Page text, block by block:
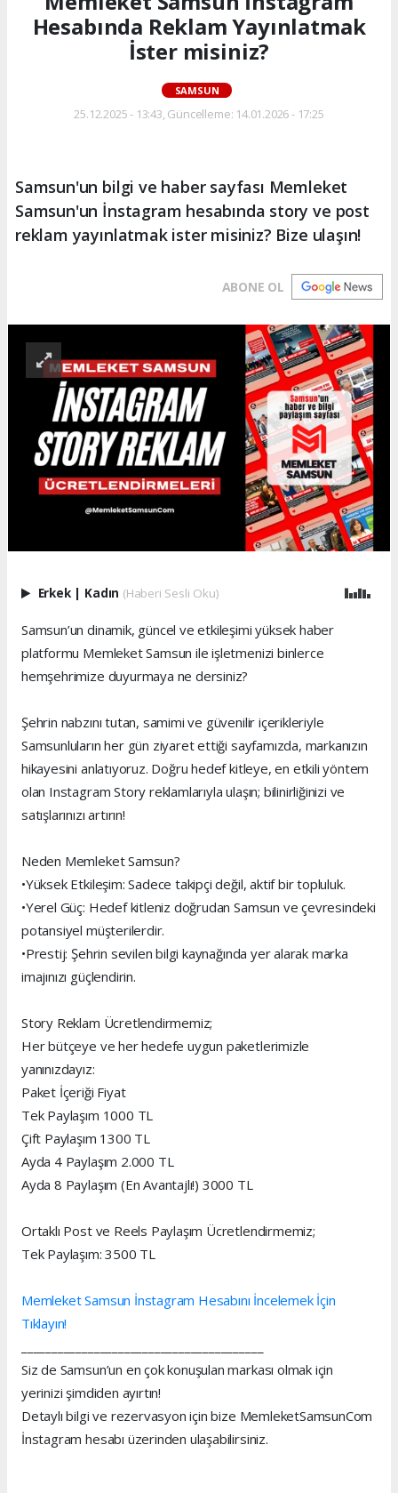
Hesabında Reklam Yayınlatmak
İster misiniz?
SAMSUN
25.12.2025 - 13:43, Güncelleme: 14.01.2026 - 17:25
Samsun'un bilgi ve haber sayfası Memleket
Samsun'un İnstagram hesabında story ve post
reklam yayınlatmak ister misiniz? Bize ulaşın!
ABONE OL
Erkek | Kadın (Haberi Sesli Oku)
Samsun’un dinamik, güncel ve etkileşimi yüksek haber
platformu Memleket Samsun ile işletmenizi binlerce
hemşehrimize duyurmaya ne dersiniz?
Şehrin nabzını tutan, samimi ve güvenilir içerikleriyle
Samsunluların her gün ziyaret ettiği sayfamızda, markanızın
hikayesini anlatıyoruz. Doğru hedef kitleye, en etkili yöntem
olan Instagram Story reklamlarıyla ulaşın; bilinirliğinizi ve
satışlarınızı artırın!
Neden Memleket Samsun?
•Yüksek Etkileşim: Sadece takipçi değil, aktif bir topluluk.
•Yerel Güç: Hedef kitleniz doğrudan Samsun ve çevresindeki
potansiyel müşterilerdir.
•Prestij: Şehrin sevilen bilgi kaynağında yer alarak marka
imajınızı güçlendirin.
Story Reklam Ücretlendirmemiz;
Her bütçeye ve her hedefe uygun paketlerimizle
yanınızdayız:
Paket İçeriği Fiyat
Tek Paylaşım 1000 TL
Çift Paylaşım 1300 TL
Ayda 4 Paylaşım 2.000 TL
Ayda 8 Paylaşım (En Avantajlı!) 3000 TL
Ortaklı Post ve Reels Paylaşım Ücretlendirmemiz;
Tek Paylaşım: 3500 TL
Memleket Samsun İnstagram Hesabını İncelemek İçin
Tıklayın!
Siz de Samsun’un en çok konuşulan markası olmak için
yerinizi şimdiden ayırtın!
Detaylı bilgi ve rezervasyon için bize MemleketSamsunCom
İnstagram hesabı üzerinden ulaşabilirsiniz.